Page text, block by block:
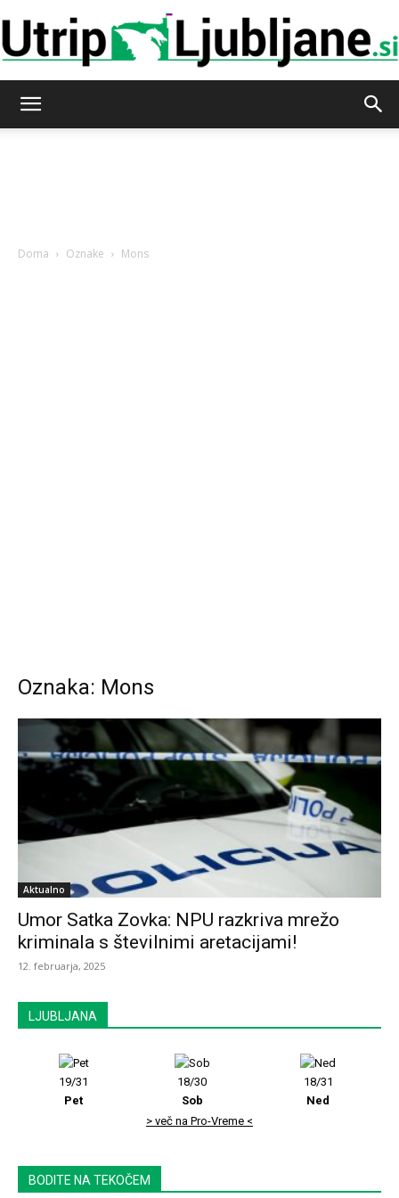
Doma Oznake Mons
Oznaka: Mons
Aktualno
Umor Satka Zovka: NPU razkriva mrežo
kriminala s številnimi aretacijami!
12. februarja, 2025
LJUBLJANA
19/31
Pet
18/30
Sob
18/31
Ned
> več na Pro-Vreme <
BODITE NA TEKOČEM